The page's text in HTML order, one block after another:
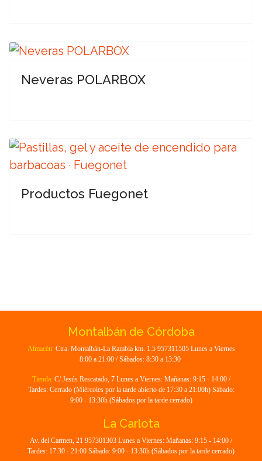
Neveras POLARBOX
Productos Fuegonet
Montalbán de Córdoba
Almacén: Ctra. Montalbán-La Rambla km. 1.5 957311505 Lunes a Viernes
8:00 a 21:00 / Sábados: 8:30 a 13:30
Tienda: C/ Jesús Rescatado, 7 Lunes a Viernes: Mañanas: 9:15 - 14:00 /
Tardes: Cerrado (Miércoles por la tarde abierto de 17:30 a 21:00h) Sábado:
9:00 - 13:30h (Sábados por la tarde cerrado)
La Carlota
Av. del Carmen, 21 957301303 Lunes a Viernes: Mañanas: 9:15 - 14:00 /
Tardes: 17:30 - 21:00 Sábado: 9:00 - 13:30h (Sábados por la tarde cerrado)